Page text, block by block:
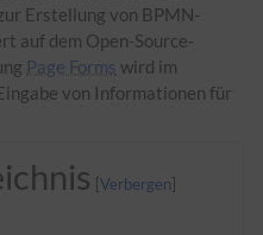
Erstellung von BPMN-
auf dem Open-Source-
Page Forms wird im
von Informationen für